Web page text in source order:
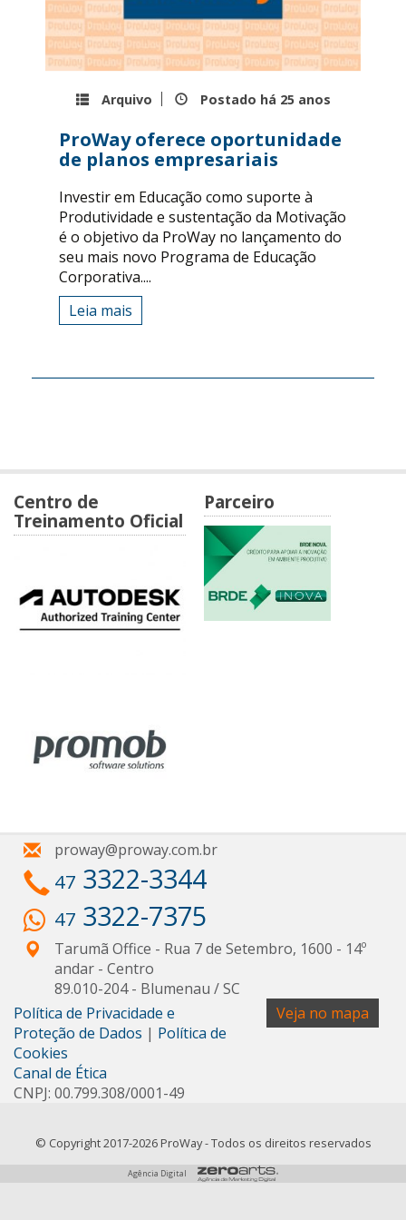
Arquivo Postado há 25 anos
ProWay oferece oportunidade
de planos empresariais
Investir em Educação como suporte à
Produtividade e sustentação da Motivação
é o objetivo da ProWay no lançamento do
seu mais novo Programa de Educação
Corporativa....
Leia mais
Centro de
Treinamento Oficial
Parceiro
proway@proway.com.br
47 3322-3344
47 3322-7375
Tarumã Office - Rua 7 de Setembro, 1600 - 14º
andar - Centro
89.010-204- Blumenau /SC
Veja no mapa
Política de Privacidade e
Proteção de Dados | Política de
Cookies
Canal de Ética
CNPJ: 00.799.308/0001-49
© Copyright 2017-2026 ProWay - Todos os direitos reservados
Agência Digital